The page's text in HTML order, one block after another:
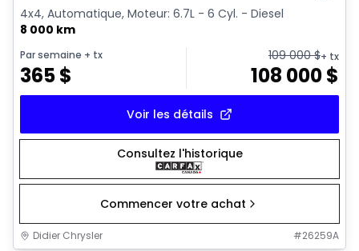
4x4, Automatique, Moteur: 6.7L - 6 Cyl. - Diesel
8 000 km
Par semaine + tx
365$
109 000$+ tx
108 000$
Voir les détails
Consultez l'historique
Commencer votre achat
Didier Chrysler #26259A